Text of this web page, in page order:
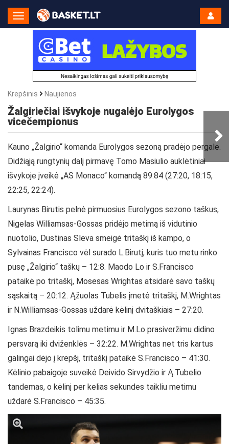
Toggle
Navigation
Krepšinis Naujienos
Žalgiriečiai išvykoje nugalėjo Eurolygos
vicečempionus
Kauno „Žalgirio“ komanda Eurolygos sezoną pradėjo pergale.
Didžiąją rungtynių dalį pirmavę Tomo Masiulio auklėtiniai
išvykoje įveikė „AS Monaco“ komandą 89:84 (27:20, 18:15,
22:25, 22:24).
Laurynas Birutis pelnė pirmuosius Eurolygos sezono taškus,
Nigelas Williamsas-Gossas pridėjo metimą iš vidutinio
nuotolio, Dustinas Sleva smeigė tritaškį iš kampo, o
Sylvainas Francisco vėl surado L.Birutį, kuris tuo metu rinko
pusę „Žalgirio“ taškų – 12:8. Maodo Lo ir S.Francisco
pataikė po tritaškį, Mosesas Wrightas atsidarė savo taškų
sąskaitą – 20:12. Ąžuolas Tubelis įmetė tritaškį, M.Wrightas
ir N.Williamsas-Gossas uždarė kėlinį dvitaškiais – 27:20.
Ignas Brazdeikis tolimu metimu ir M.Lo prasiveržimu didino
persvarą iki dviženklės – 32:22. M.Wrightas net tris kartus
galingai dėjo į krepšį, tritaškį pataikė S.Francisco – 41:30.
Kėlinio pabaigoje suveikė Deivido Sirvydžio ir Ą.Tubelio
tandemas, o kėlinį per kelias sekundes taikliu metimu
uždarė S.Francisco – 45:35.